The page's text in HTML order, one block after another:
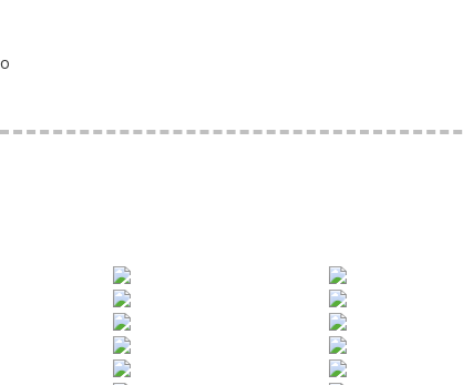
o